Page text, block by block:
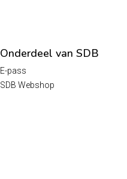
Onderdeel van SDB
E-pass
SDB Webshop